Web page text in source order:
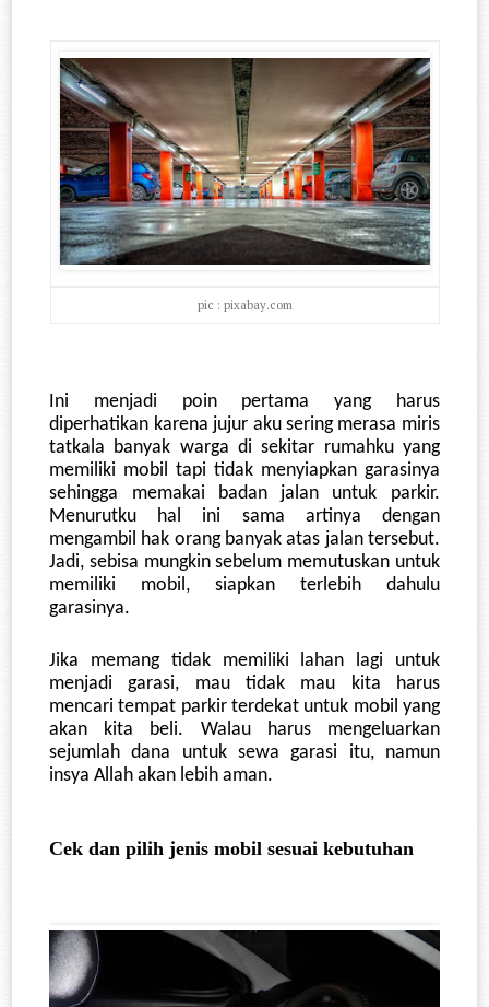
pic : pixabay.com
Ini menjadi poin pertama yang harus
diperhatikan karena jujur aku sering merasa miris
tatkala banyak warga di sekitar rumahku yang
memiliki mobil tapi tidak menyiapkan garasinya
sehingga memakai badan jalan untuk parkir.
Menurutku hal ini sama artinya dengan
mengambil hak orang banyak atas jalan tersebut.
Jadi, sebisa mungkin sebelum memutuskan untuk
memiliki mobil, siapkan terlebih dahulu
garasinya.
Jika memang tidak memiliki lahan lagi untuk
menjadi garasi, mau tidak mau kita harus
mencari tempat parkir terdekat untuk mobil yang
akan kita beli. Walau harus mengeluarkan
sejumlah dana untuk sewa garasi itu, namun
insya Allah akan lebih aman.
Cek dan pilih jenis mobil sesuai kebutuhan